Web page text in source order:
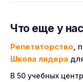
Что еще у
Репетиторство,
Школа лидера
В 50 учебных